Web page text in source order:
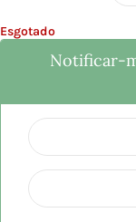
Esgotado
Notificar-